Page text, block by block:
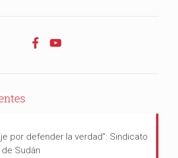
por defender la verdad”: Sindicato
Sudán